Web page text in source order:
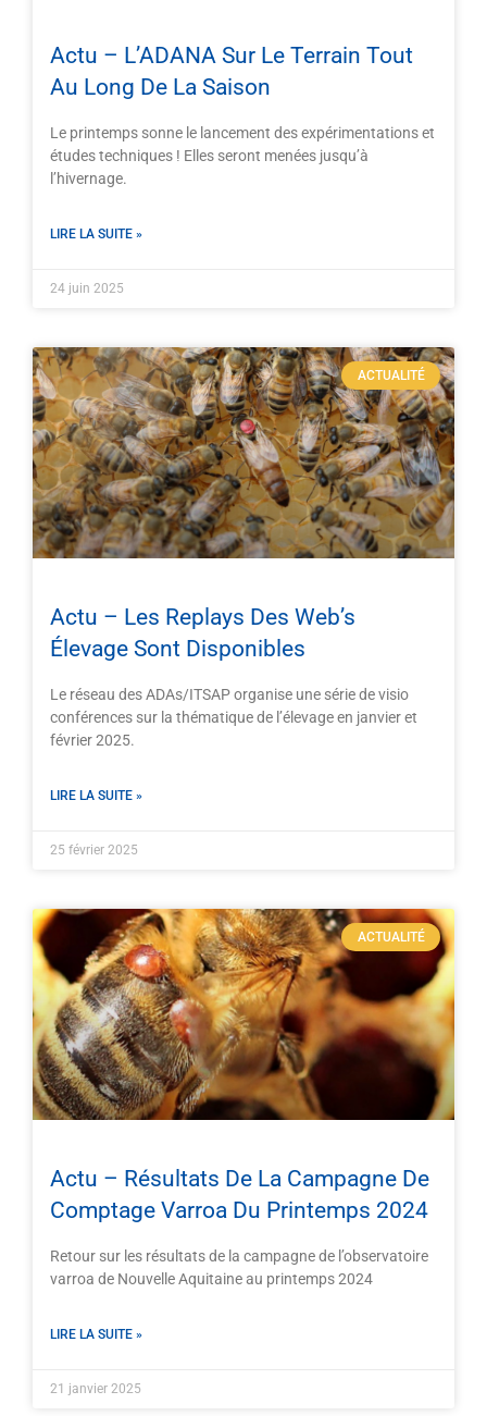
Actu – L’ADANA Sur Le Terrain Tout
Au Long De La Saison
Le printemps sonne le lancement des expérimentations et
études techniques ! Elles seront menées jusqu’à
l’hivernage.
LIRE LA SUITE »
24 juin 2025
ACTUALITÉ
Actu – Les Replays Des Web’s
Élevage Sont Disponibles
Le réseau des ADAs/ITSAP organise une série de visio
conférences sur la thématique de l’élevage en janvier et
février 2025.
LIRE LA SUITE »
25 février 2025
ACTUALITÉ
Actu – Résultats De La Campagne De
Comptage Varroa Du Printemps 2024
Retour sur les résultats de la campagne de l’observatoire
varroa de Nouvelle Aquitaine au printemps 2024
LIRE LA SUITE »
21 janvier 2025